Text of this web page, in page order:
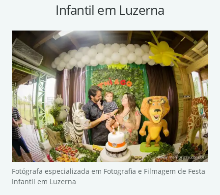
Infantil em Luzerna
Fotógrafa especializada em Fotografia e Filmagem de Festa
Infantil em Luzerna